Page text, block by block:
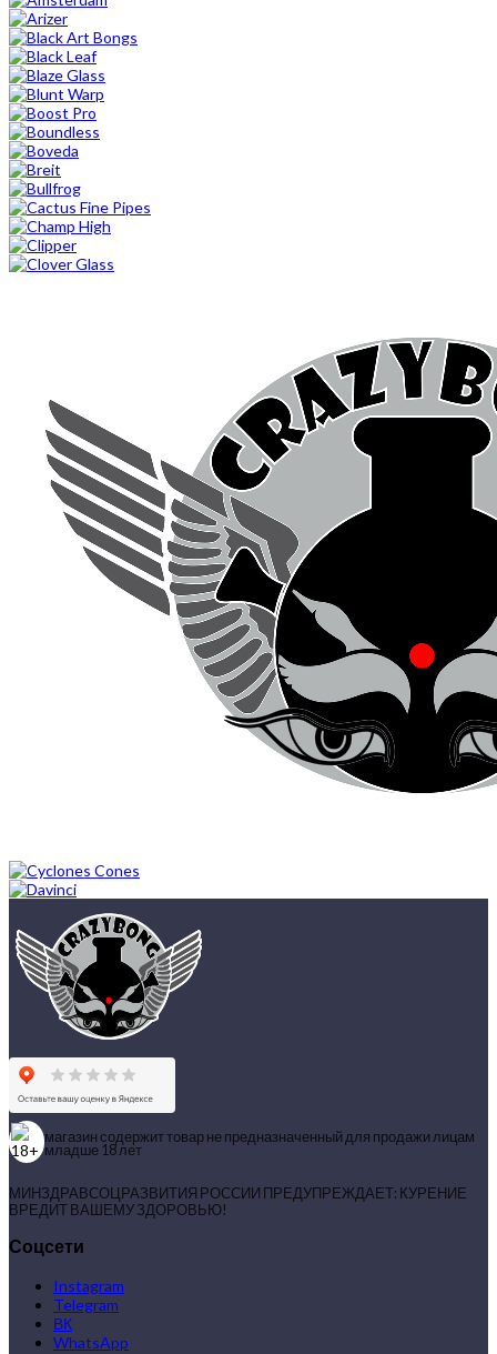
магазин содержит товар не предназначенный для продажи лицам
младше 18 лет
МИНЗДРАВСОЦРАЗВИТИЯ РОССИИ ПРЕДУПРЕЖДАЕТ: КУРЕНИЕ
ВРЕДИТ ВАШЕМУ ЗДОРОВЬЮ!
Соцсети
Instagram
Telegram
ВК
WhatsApp